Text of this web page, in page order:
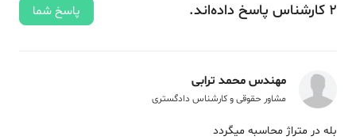
2 کارشناس پاسخ داده‌اند. پاسخ شما
مهندس محمد ترابی
مشاور حقوقی و کارشناس دادگستری
بله در متراژ محاسبه میگردد